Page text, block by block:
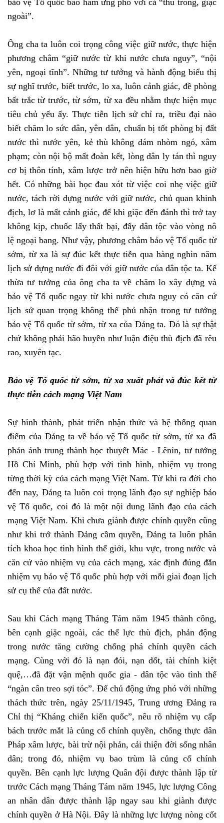
bảo vệ Tổ quốc bao hàm ứng phó với cả “thù trong, giặc
ngoài”.
Ông cha ta luôn coi trọng công việc giữ nước, thực hiện
phương châm “giữ nước từ khi nước chưa nguy”, “nội
yên, ngoại tĩnh”. Những tư tưởng và hành động biểu thị
sự nghĩ trước, biết trước, lo xa, luôn cảnh giác, đề phòng
bất trắc từ trước, từ sớm, từ xa đều nhằm thực hiện mục
tiêu chủ yếu ấy. Thực tiễn lịch sử chỉ ra, triều đại nào
biết chăm lo sức dân, yên dân, chuẩn bị tốt phòng bị đất
nước thì nước yên, kẻ thù không dám nhòm ngó, xâm
phạm; còn nội bộ mất đoàn kết, lòng dân ly tán thì nguy
cơ bị thôn tính, xâm lược trở nên hiện hữu hơn bao giờ
hết. Có những bài học đau xót từ việc coi nhẹ việc giữ
nước, tách rời dựng nước với giữ nước, chủ quan khinh
địch, lơ là mất cảnh giác, để khi giặc đến đánh thì trở tay
không kịp, chuốc lấy thất bại, đẩy dân tộc vào vòng nô
lệ ngoại bang. Như vậy, phương châm bảo vệ Tổ quốc từ
sớm, từ xa là sự đúc kết thực tiễn qua hàng nghìn năm
lịch sử dựng nước đi đôi với giữ nước của dân tộc ta. Kế
thừa tư tưởng của ông cha ta về chăm lo xây dựng và
bảo vệ Tổ quốc ngay từ khi nước chưa nguy có căn cứ
lịch sử quan trọng không thể phủ nhận trong tư tưởng
bảo vệ Tổ quốc từ sớm, từ xa của Đảng ta. Đó là sự thật
chứ không phải hão huyền như luận điệu thù địch đã rêu
rao, xuyên tạc.
Bảo vệ Tổ quốc từ sớm, từ xa xuất phát và đúc kết từ
thực tiễn cách mạng Việt Nam
Sự hình thành, phát triển nhận thức và hệ thống quan
điểm của Đảng ta về bảo vệ Tổ quốc từ sớm, từ xa đã
phản ánh trung thành học thuyết Mác - Lênin, tư tưởng
Hồ Chí Minh, phù hợp với tình hình, nhiệm vụ trong
từng thời kỳ của cách mạng Việt Nam. Từ khi ra đời cho
đến nay, Đảng ta luôn coi trọng lãnh đạo sự nghiệp bảo
vệ Tổ quốc, coi đó là một nội dung lãnh đạo của cách
mạng Việt Nam. Khi chưa giành được chính quyền cũng
như khi trở thành Đảng cầm quyền, Đảng ta luôn phân
tích khoa học tình hình thế giới, khu vực, trong nước và
căn cứ vào nhiệm vụ của cách mạng, xác định đúng đắn
nhiệm vụ bảo vệ Tổ quốc phù hợp với mỗi giai đoạn lịch
sử cụ thể của đất nước.
Sau khi Cách mạng Tháng Tám năm 1945 thành công,
bên cạnh giặc ngoài, các thế lực thù địch, phản động
trong nước tăng cường chống phá chính quyền cách
mạng. Cùng với đó là nạn đói, nạn dốt, tài chính kiệt
quệ,…đã đặt vận mệnh quốc gia - dân tộc vào tình thế
“ngàn cân treo sợi tóc”. Để chủ động ứng phó với những
thách thức trên, ngày 25/11/1945, Trung ương Đảng ra
Chỉ thị “Kháng chiến kiến quốc”, nêu rõ nhiệm vụ cấp
bách trước mắt là củng cố chính quyền, chống thực dân
Pháp xâm lược, bài trừ nội phản, cải thiện đời sống nhân
dân; trong đó, nhiệm vụ bao trùm là củng cố chính
quyền. Bên cạnh lực lượng Quân đội được thành lập từ
trước Cách mạng Tháng Tám năm 1945, lực lượng Công
an nhân dân được thành lập ngay sau khi giành được
chính quyền ở Hà Nội. Đây là những lực lượng nòng cốt